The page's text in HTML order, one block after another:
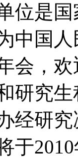
位是
中国
会，
研究
经研
于